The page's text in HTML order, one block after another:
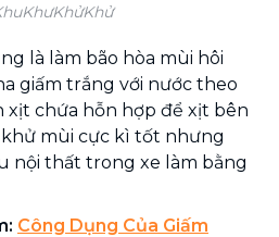
là làm bão hòa mùi hôi
giấm trắng với nước theo
xịt chứa hỗn hợp để xịt bên
mùi cực kì tốt nhưng
nội thất trong xe làm bằng
Công Dụng Của Giấm